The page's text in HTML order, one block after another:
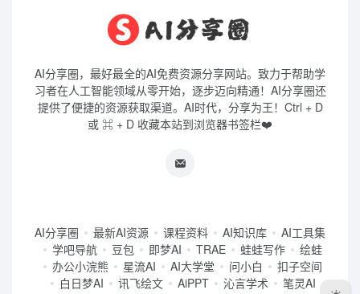
AI分享圈，最好最全的AI免费资源分享网站。致力于帮助学
习者在人工智能领域从零开始，逐步迈向精通！AI分享圈还
提供了便捷的资源获取渠道。AI时代，分享为王！Ctrl + D
或 ⌘ + D 收藏本站到浏览器书签栏❤️
AI分享圈 最新AI资源 课程资料 AI知识库
AI工具集
学吧导航
豆包 即梦AI TRAE 蛙蛙写作
绘蛙
办公小浣熊
星流AI AI大学堂 问小白
扣子空间
白日梦AI
讯飞绘文 AiPPT 沁言学术 笔灵AI